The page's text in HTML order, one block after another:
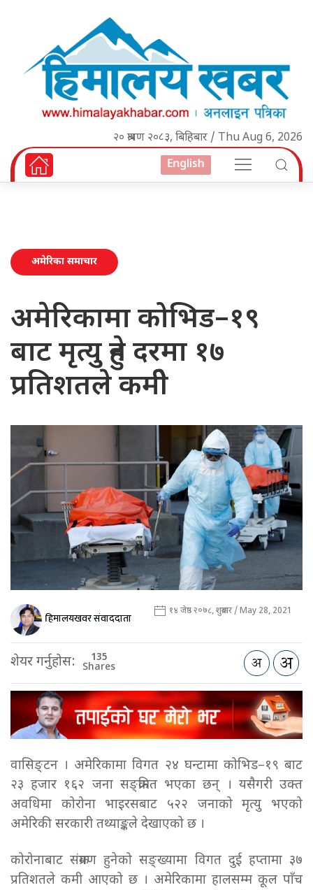
२० श्रावण २०८३, बिहिबार / Thu Aug 6, 2026
English
अमेरिका समाचार
अमेरिकामा कोभिड–१९
बाट मृत्यु हुने दरमा १७
प्रतिशतले कमीे
हिमालयखवर संवाददाता १४ जेष्ठ २०७८, शुक्रबार / May 28, 2021
शेयर गर्नुहोस: 135
Shares
वासिङ्टन । अमेरिकामा विगत २४ घन्टामा कोभिड–१९ बाट
२३ हजार १६२ जना सङ्क्रमित भएका छन् । यसैगरी उक्त
अवधिमा कोरोना भाइरसबाट ५२२ जनाको मृत्यु भएको
अमेरिकी सरकारी तथ्याङ्कले देखाएको छ ।
कोरोनाबाट संक्रमण हुनेको सङ्ख्यामा विगत दुई हप्तामा ३७
प्रतिशतले कमी आएको छ । अमेरिकामा हालसम्म कूल पाँच